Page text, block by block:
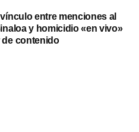
entre menciones al
y homicidio «en vivo»
de contenido